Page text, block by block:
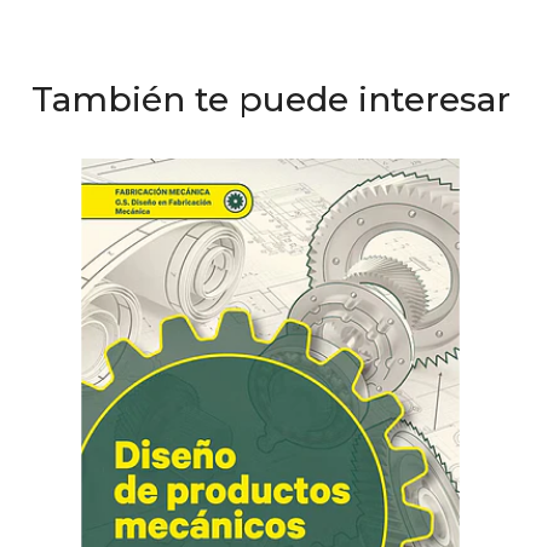
También te puede interesar